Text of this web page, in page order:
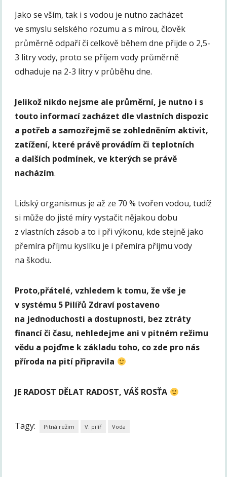
Jako se vším, tak i s vodou je nutno zacházet
ve smyslu selského rozumu a s mírou, člověk
průměrně odpaří či celkově během dne přijde o 2,5-
3 litry vody, proto se příjem vody průměrně
odhaduje na 2-3 litry v průběhu dne.
Jelikož nikdo nejsme ale průměrní, je nutno i s
touto informací zacházet dle vlastních dispozic
a potřeb a samozřejmě se zohledněním aktivit,
zatížení, které právě provádím či teplotních
a dalších podmínek, ve kterých se právě
nacházím.
Lidský organismus je až ze 70 % tvořen vodou, tudíž
si může do jisté míry vystačit nějakou dobu
z vlastních zásob a to i při výkonu, kde stejně jako
přemíra příjmu kyslíku je i přemíra příjmu vody
na škodu.
Proto,přátelé, vzhledem k tomu, že vše je
v systému 5 Pilířů Zdraví postaveno
na jednoduchosti a dostupnosti, bez ztráty
financí či času, nehledejme ani v pitném režimu
vědu a pojďme k základu toho, co zde pro nás
příroda na pití připravila
JE RADOST DĚLAT RADOST, VÁŠ ROSŤA
Tagy: Pitná režim V. pilíř Voda